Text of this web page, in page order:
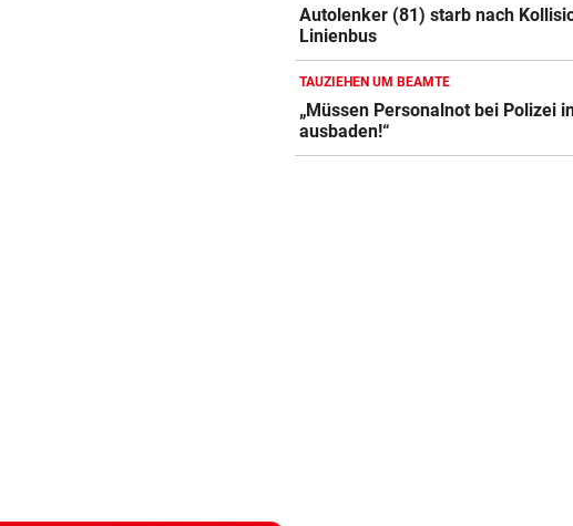
Autolenker (81) starb nach
Linienbus
TAUZIEHEN UM BEAMTE
„Müssen Personalnot bei Polizei
ausbaden!“